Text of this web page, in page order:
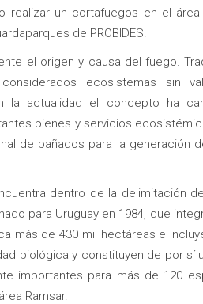
realizar un cortafuegos en el
de PROBIDES.
el origen y causa del fuego.
ecosistemas sin
la actualidad el concepto ha
bienes y servicios
de bañados para la generación
dentro de la delimitación
para Uruguay en 1984, que
más de 430 mil hectáreas e
biológica y constituyen de por sí
importantes para más de 120
Ramsar.